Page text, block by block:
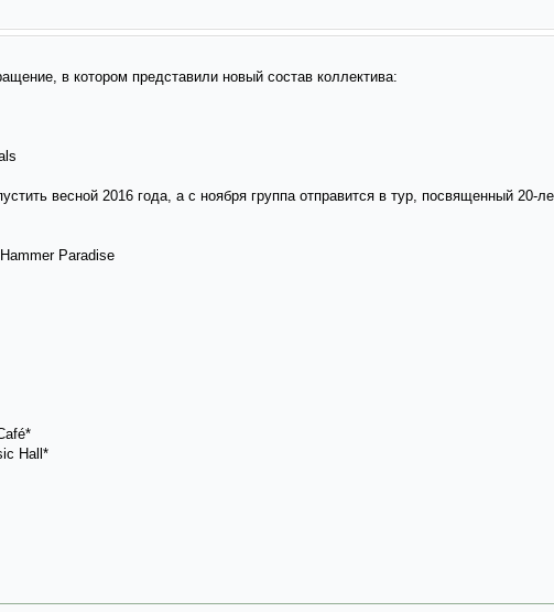
в котором представили новый состав коллектива:
весной 2016 года, а с ноября группа отправится в тур, посвященный 20-
Paradise
Hall*